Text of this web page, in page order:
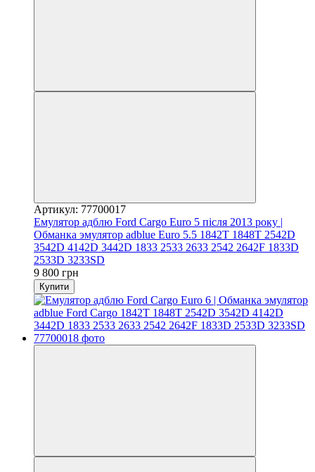
Артикул: 77700017
Емулятор адблю Ford Cargo Euro 5 після 2013 року |
Обманка эмулятор adblue Euro 5.5 1842T 1848T 2542D
3542D 4142D 3442D 1833 2533 2633 2542 2642F 1833D
2533D 3233SD
9 800 грн
Купити